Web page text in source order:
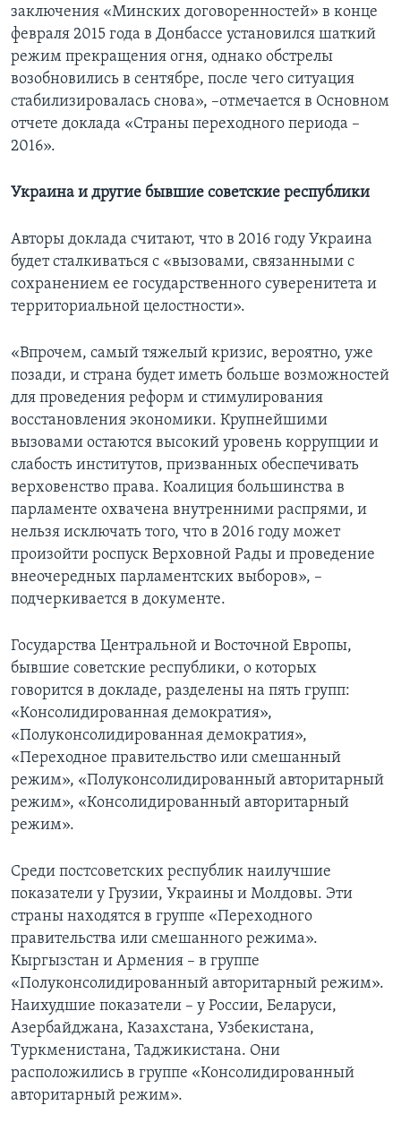
заключения «Минских договоренностей» в конце
февраля 2015 года в Донбассе установился шаткий
режим прекращения огня, однако обстрелы
возобновились в сентябре, после чего ситуация
стабилизировалась снова», –отмечается в Основном
отчете доклада «Страны переходного периода –
2016».
Украина и другие бывшие советские республики
Авторы доклада считают, что в 2016 году Украина
будет сталкиваться с «вызовами, связанными с
сохранением ее государственного суверенитета и
территориальной целостности».
«Впрочем, самый тяжелый кризис, вероятно, уже
позади, и страна будет иметь больше возможностей
для проведения реформ и стимулирования
восстановления экономики. Крупнейшими
вызовами остаются высокий уровень коррупции и
слабость институтов, призванных обеспечивать
верховенство права. Коалиция большинства в
парламенте охвачена внутренними распрями, и
нельзя исключать того, что в 2016 году может
произойти роспуск Верховной Рады и проведение
внеочередных парламентских выборов», –
подчеркивается в документе.
Государства Центральной и Восточной Европы,
бывшие советские республики, о которых
говорится в докладе, разделены на пять групп:
«Консолидированная демократия»,
«Полуконсолидированная демократия»,
«Переходное правительство или смешанный
режим», «Полуконсолидированный авторитарный
режим», «Консолидированный авторитарный
режим».
Среди постсоветских республик наилучшие
показатели у Грузии, Украины и Молдовы. Эти
страны находятся в группе «Переходного
правительства или смешанного режима».
Кыргызстан и Армения – в группе
«Полуконсолидированный авторитарный режим».
Наихудшие показатели – у России, Беларуси,
Азербайджана, Казахстана, Узбекистана,
Туркменистана, Таджикистана. Они
расположились в группе «Консолидированный
авторитарный режим».